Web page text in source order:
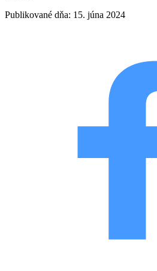
Publikované dňa: 15. júna 2024